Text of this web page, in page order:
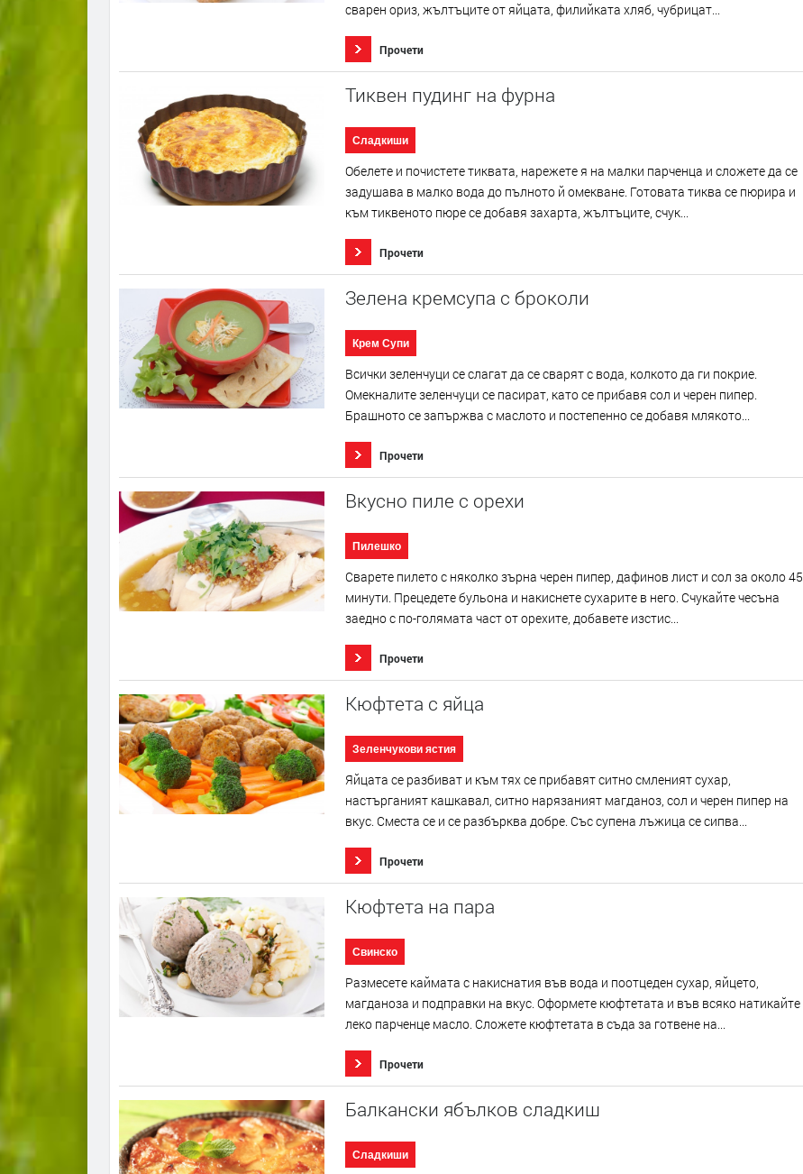
сварен ориз, жълтъците от яйцата, филийката хляб, чубрицат...
Прочети
Тиквен пудинг на фурна
Сладкиши
Обелете и почистете тиквата, нарежете я на малки парченца и сложете да се
задушава в малко вода до пълното й омекване. Готовата тиква се пюрира и
към тиквеното пюре се добавя захарта, жълтъците, счук...
Прочети
Зелена кремсупа с броколи
Крем Супи
Всички зеленчуци се слагат да се сварят с вода, колкото да ги покрие.
Омекналите зеленчуци се пасират, като се прибавя сол и черен пипер.
Брашното се запържва с маслото и постепенно се добавя млякото...
Прочети
Вкусно пиле с орехи
Пилешко
Сварете пилето с няколко зърна черен пипер, дафинов лист и сол за около 45
минути. Прецедете бульона и накиснете сухарите в него. Счукайте чесъна
заедно с по-голямата част от орехите, добавете изстис...
Прочети
Кюфтета с яйца
Зеленчукови ястия
Яйцата се разбиват и към тях се прибавят ситно смленият сухар,
настърганият кашкавал, ситно нарязаният магданоз, сол и черен пипер на
вкус. Сместа се и се разбърква добре. Със супена лъжица се сипва...
Прочети
Кюфтета на пара
Свинско
Размесете каймата с накиснатия във вода и поотцеден сухар, яйцето,
магданоза и подправки на вкус. Оформете кюфтетата и във всяко натикайте
леко парченце масло. Сложете кюфтетата в съда за готвене на...
Прочети
Балкански ябълков сладкиш
Сладкиши